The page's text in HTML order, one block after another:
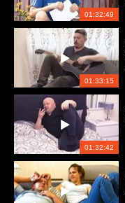
01:32:49
01:33:15
01:32:42